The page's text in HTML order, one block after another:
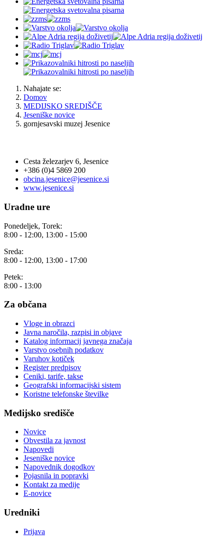
Nahajate se:
Domov
MEDIJSKO SREDIŠČE
Jeseniške novice
gornjesavski muzej Jesenice
Cesta železarjev 6, Jesenice
+386 (0)4 5869 200
obcina.jesenice@jesenice.si
www.jesenice.si
Uradne ure
Ponedeljek, Torek:
8:00 - 12:00, 13:00 - 15:00
Sreda:
8:00 - 12:00, 13:00 - 17:00
Petek:
8:00 - 13:00
Za občana
Vloge in obrazci
Javna naročila, razpisi in objave
Katalog informacij javnega značaja
Varstvo osebnih podatkov
Varuhov kotiček
Register predpisov
Ceniki, tarife, takse
Geografski informacijski sistem
Koristne telefonske številke
Medijsko središče
Novice
Obvestila za javnost
Napovedi
Jeseniške novice
Napovednik dogodkov
Pojasnila in popravki
Kontakt za medije
E-novice
Uredniki
Prijava